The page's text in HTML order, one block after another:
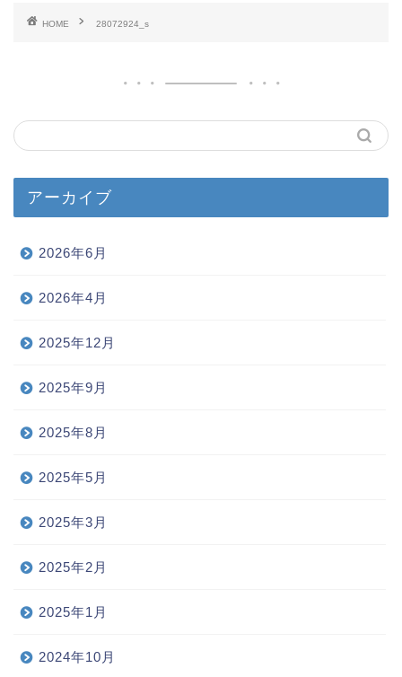
HOME 28072924_s
アーカイブ
2026年6月
2026年4月
2025年12月
2025年9月
2025年8月
2025年5月
2025年3月
2025年2月
2025年1月
2024年10月